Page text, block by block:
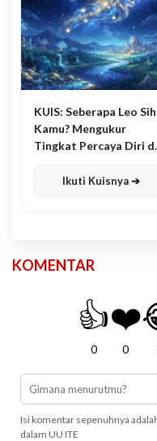
KUIS: Seberapa Leo Sih
Kamu? Mengukur
Tingkat Percaya Diri
Ikuti Kuisnya ➔
KOMENTAR
👍
0
❤️
0
Isi komentar sepenuhnya
dalam UU ITE